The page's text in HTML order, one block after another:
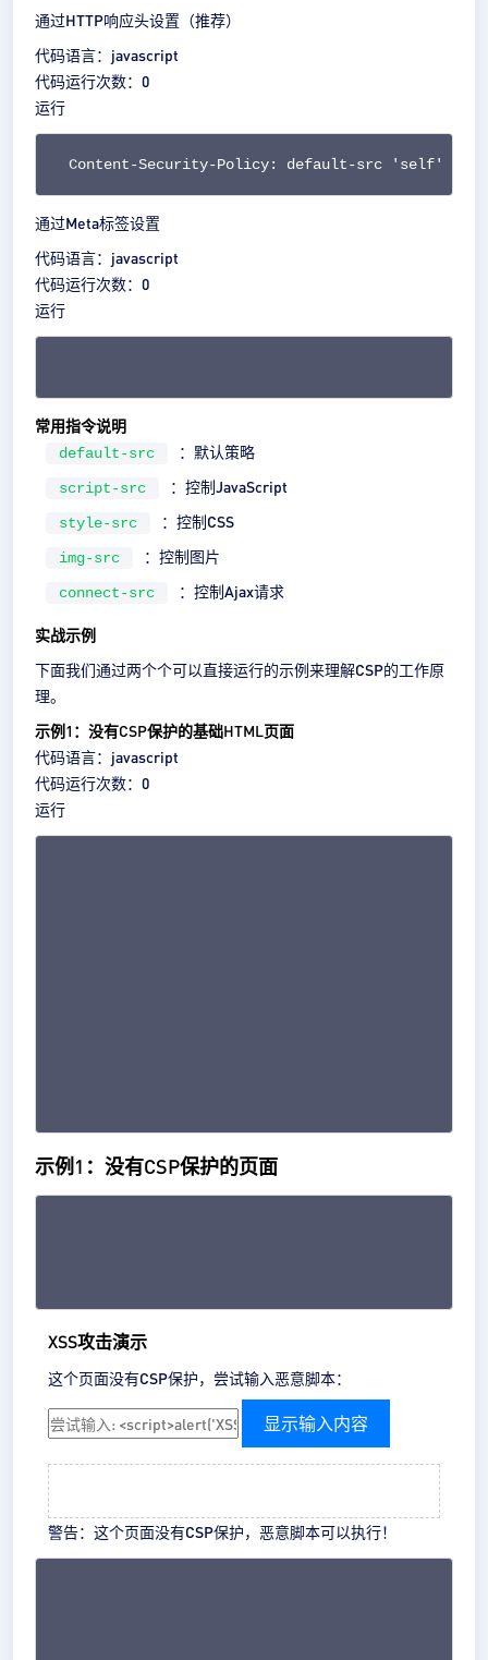
通过HTTP响应头设置（推荐）
代码语言： javascript
代码运行次数： 0
运行
Content-Security-Policy: default-src 'self'
通过Meta标签设置
代码语言： javascript
代码运行次数： 0
运行
常用指令说明
default-src ：默认策略
script-src ：控制JavaScript
style-src ：控制CSS
img-src ：控制图片
connect-src ：控制Ajax请求
实战示例
下面我们通过两个个可以直接运行的示例来理解CSP的工作原
理。
示例1：没有CSP保护的基础HTML页面
代码语言： javascript
代码运行次数： 0
运行
示例1：没有CSP保护的页面
XSS攻击演示
这个页面没有CSP保护，尝试输入恶意脚本：
显示输入内容
警告： 这个页面没有CSP保护，恶意脚本可以执行！